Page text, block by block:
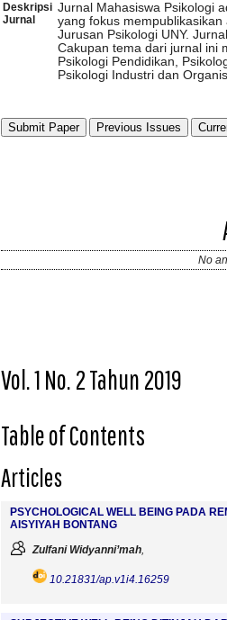
Deskripsi
Jurnal
Jurnal Mahasiswa Psikologi
yang fokus
Jurusan Psikologi UNY.
Cakupan tema dari jurnal ini
Psikologi Pendidikan,
Psikologi Industri dan
Submit Paper Previous Issues
No
Vol. 1 No. 2 Tahun 2019
Table of Contents
Articles
PSYCHOLOGICAL WELL BEING PADA
AISYIYAH BONTANG
Zulfani Widyanni’mah
10.21831/ap.v1i4.16259